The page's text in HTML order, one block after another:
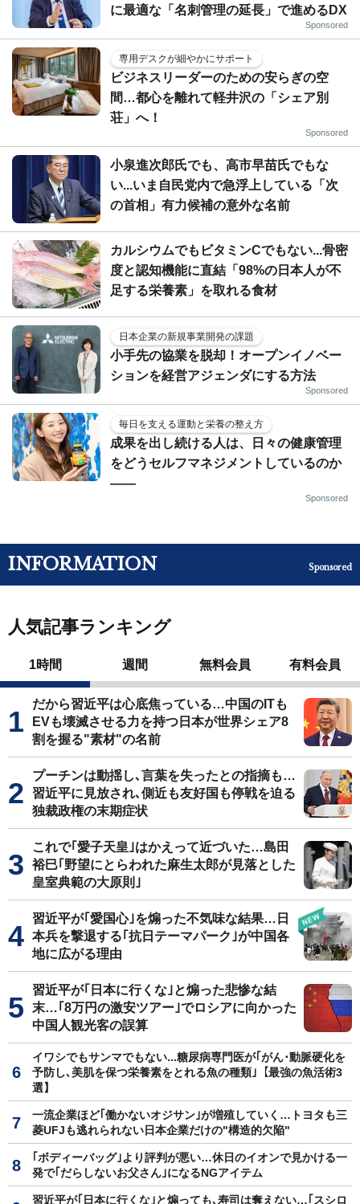
に最適な「名刺管理の延長」で進めるDX
Sponsored
専用デスクが細やかにサポート
ビジネスリーダーのための安らぎの空
間…都心を離れて軽井沢の「シェア別
荘」へ！
Sponsored
小泉進次郎氏でも、高市早苗氏でもな
い...いま自民党内で急浮上している「次
の首相」有力候補の意外な名前
カルシウムでもビタミンCでもない...骨密
度と認知機能に直結「98%の日本人が不
足する栄養素」を取れる食材
日本企業の新規事業開発の課題
小手先の協業を脱却！オープンイノベー
ションを経営アジェンダにする方法
Sponsored
毎日を支える運動と栄養の整え方
成果を出し続ける人は、日々の健康管理
をどうセルフマネジメントしているのか
——
Sponsored
INFORMATION Sponsored
人気記事ランキング
1時間 週間 無料会員 有料会員
だから習近平は心底焦っている…中国のITも
EVも壊滅させる力を持つ日本が世界シェア8
割を握る"素材"の名前
プーチンは動揺し､言葉を失ったとの指摘も…
習近平に見放され､側近も友好国も停戦を迫る
独裁政権の末期症状
これで｢愛子天皇｣はかえって近づいた…島田
裕巳｢野望にとらわれた麻生太郎が見落とした
皇室典範の大原則｣
習近平が｢愛国心｣を煽った不気味な結果…日
本兵を撃退する｢抗日テーマパーク｣が中国各
地に広がる理由
習近平が｢日本に行くな｣と煽った悲惨な結
末…｢8万円の激安ツアー｣でロシアに向かった
中国人観光客の誤算
イワシでもサンマでもない...糖尿病専門医が｢がん･動脈硬化を
予防し､美肌を保つ栄養素をとれる魚の種類｣【最強の魚活術3
選】
一流企業ほど｢働かないオジサン｣が増殖していく…トヨタも三
菱UFJも逃れられない日本企業だけの"構造的欠陥"
｢ボディーバッグ｣より評判が悪い…休日のイオンで見かける一
発で｢だらしないお父さん｣になるNGアイテム
習近平が｢日本に行くな｣と煽っても､寿司は奪えない…｢スシロ